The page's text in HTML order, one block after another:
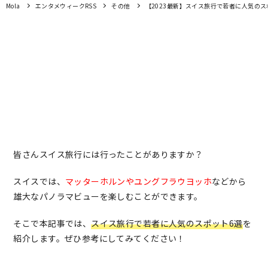
Mola エンタメウィークRSS その他 【2023最新】スイス旅行で若者に人気の
皆さんスイス旅行には行ったことがありますか？
スイスでは、 マッターホルンやユングフラウヨッホなどから
雄大なパノラマビューを楽しむことができます。
そこで本記事では、スイス旅行で若者に人気のスポット6選を
紹介します。ぜひ参考にしてみてください！